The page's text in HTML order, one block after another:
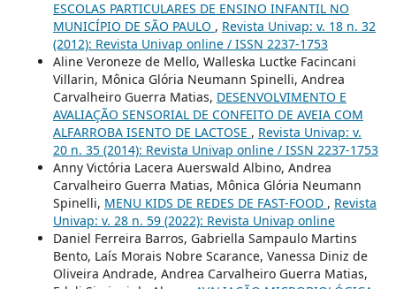
ESCOLAS PARTICULARES DE ENSINO INFANTIL NO
MUNICÍPIO DE SÃO PAULO , Revista Univap: v. 18 n. 32
(2012): Revista Univap online / ISSN 2237-1753
Aline Veroneze de Mello, Walleska Luctke Facincani
Villarin, Mônica Glória Neumann Spinelli, Andrea
Carvalheiro Guerra Matias, DESENVOLVIMENTO E
AVALIAÇÃO SENSORIAL DE CONFEITO DE AVEIA COM
ALFARROBA ISENTO DE LACTOSE , Revista Univap: v.
20 n. 35 (2014): Revista Univap online / ISSN 2237-1753
Anny Victória Lacera Auerswald Albino, Andrea
Carvalheiro Guerra Matias, Mônica Glória Neumann
Spinelli, MENU KIDS DE REDES DE FAST-FOOD , Revista
Univap: v. 28 n. 59 (2022): Revista Univap online
Daniel Ferreira Barros, Gabriella Sampaulo Martins
Bento, Laís Morais Nobre Scarance, Vanessa Diniz de
Oliveira Andrade, Andrea Carvalheiro Guerra Matias,